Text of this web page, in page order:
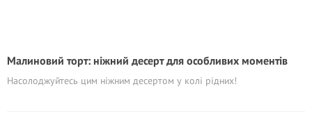
Малиновий торт: ніжний десерт для особливих моментів
Насолоджуйтесь цим ніжним десертом у колі рідних!